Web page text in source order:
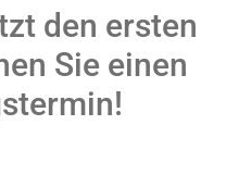
den ersten
Sie einen